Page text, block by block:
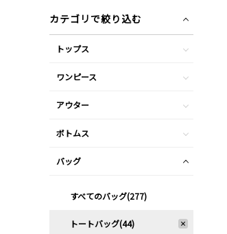
カテゴリで絞り込む
トップス
ワンピース
アウター
ボトムス
バッグ
すべてのバッグ(277)
トートバッグ(44)